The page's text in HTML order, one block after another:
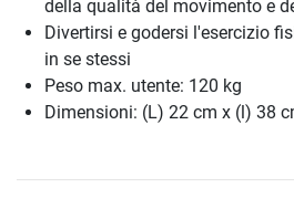
della qualità del movimento e
Divertirsi e godersi l'esercizio
in se stessi
Peso max. utente: 120 kg
Dimensioni: (L) 22 cm x (l) 38